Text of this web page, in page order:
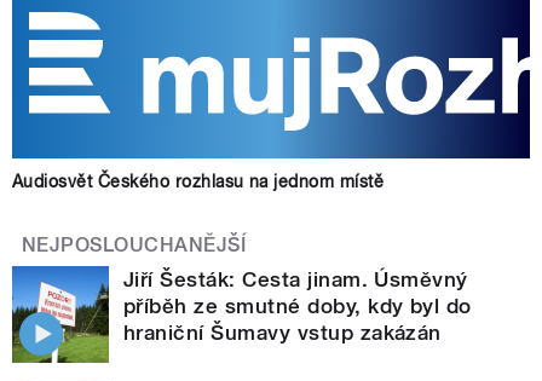
Audiosvět Českého rozhlasu na jednom místě
NEJPOSLOUCHANĚJŠÍ
Jiří Šesták: Cesta jinam. Úsměvný
příběh ze smutné doby, kdy byl do
hraniční Šumavy vstup zakázán